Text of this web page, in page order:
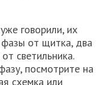
говорили, их
от щитка, два
светильника.
посмотрите на
схемка или